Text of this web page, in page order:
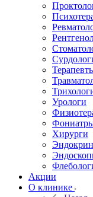
Урологи
Хирурги
Акции
О клинике